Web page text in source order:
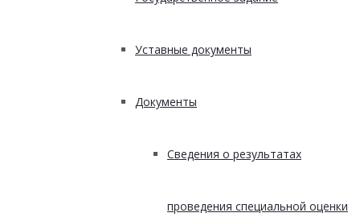
Уставные документы
Документы
Сведения о результатах
проведения специальной оценки